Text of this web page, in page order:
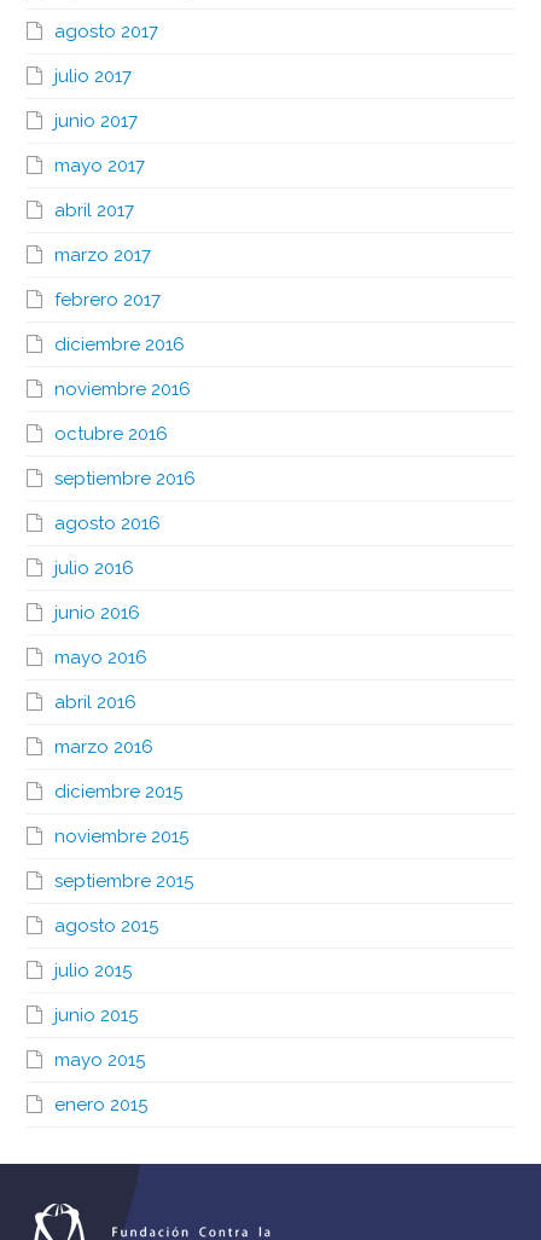
agosto 2017
julio 2017
junio 2017
mayo 2017
abril 2017
marzo 2017
febrero 2017
diciembre 2016
noviembre 2016
octubre 2016
septiembre 2016
agosto 2016
julio 2016
junio 2016
mayo 2016
abril 2016
marzo 2016
diciembre 2015
noviembre 2015
septiembre 2015
agosto 2015
julio 2015
junio 2015
mayo 2015
enero 2015